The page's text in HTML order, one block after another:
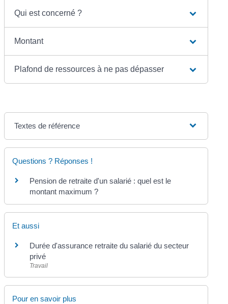
Qui est concerné ?
Montant
Plafond de ressources à ne pas dépasser
Textes de référence
Questions ? Réponses !
Pension de retraite d'un salarié : quel est le
montant maximum ?
Et aussi
Durée d'assurance retraite du salarié du secteur
privé
Travail
Pour en savoir plus